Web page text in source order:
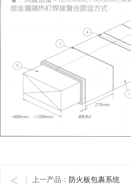
上一产品： 防火板包裹系统
查看更多